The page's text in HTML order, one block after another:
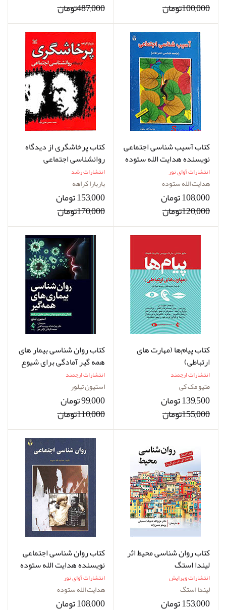
100,000تومان 487,000تومان
کتاب آسیب شناسی اجتماعی
نویسنده هدایت الله ستوده
انتشارات آوای نور
هدایت الله ستوده
108,000 تومان
120,000تومان
کتاب پرخاشگری از دیدگاه
روانشناسی اجتماعی
نویسنده باربارا کراهه
مترجم محمدحسین نظری
نژاد
انتشارات رشد
باربارا کراهه
153,000 تومان
170,000تومان
کتاب پیام‌ها (مهارت های
ارتباطی)
انتشارات ارجمند
متیو مک کی
139,500 تومان
155,000تومان
کتاب روان شناسی بیمار های
همه گیر آمادگی برای شیوع
جهانی بیماری عفونی در
آینده
انتشارات ارجمند
استیون تیلور
99,000 تومان
110,000تومان
کتاب روان شناسی محیط اثر
لیندا استگ
انتشارات ویرایش
لیندا استگ
153,000 تومان
کتاب روان شناسی اجتماعی
نویسنده هدایت الله ستوده
انتشارات آوای نور
هدایت الله ستوده
108,000 تومان